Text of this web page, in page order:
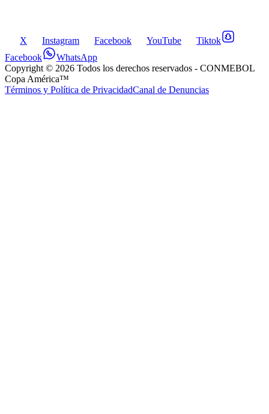
X Instagram Facebook YouTube
Tiktok
Facebook
WhatsApp
Copyright © 2026 Todos los derechos reservados - CONMEBOL
Copa América™
Términos y Política de PrivacidadCanal de Denuncias